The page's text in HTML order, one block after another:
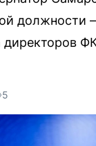
должности
директоров
5